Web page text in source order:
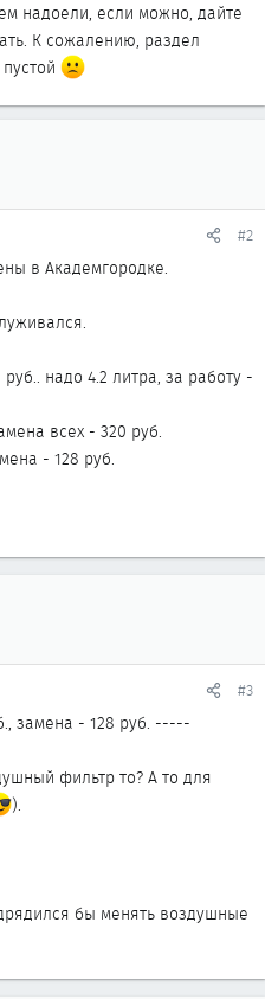
надоели, если можно, дайте
К сожалению, раздел
#2
в Академгородке.
надо 4.2 литра, за работу -
всех - 320 руб.
- 128 руб.
#3
замена - 128 руб. -----
фильтр то? А то для
).
бы менять воздушные